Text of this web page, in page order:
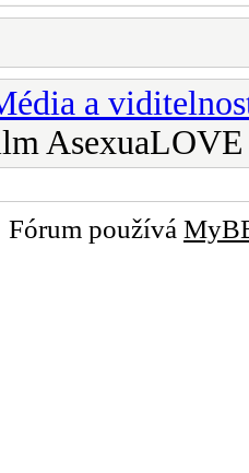
a
AsexuaLOVE
Fórum používá